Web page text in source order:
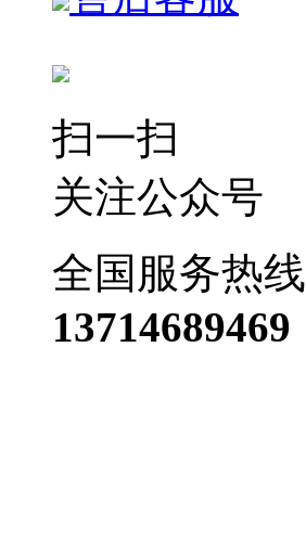
扫一扫
关注公众号
全国服务热线
13714689469